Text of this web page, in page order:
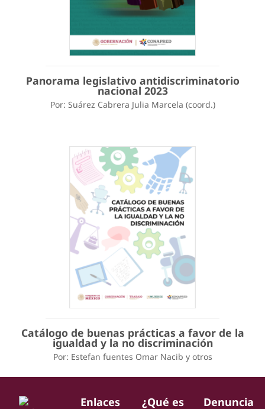
Panorama legislativo antidiscriminatorio
nacional 2023
Por: Suárez Cabrera Julia Marcela (coord.)
Catálogo de buenas prácticas a favor de la
igualdad y la no discriminación
Por: Estefan fuentes Omar Nacib y otros
Enlaces
¿Qué es
Denuncia